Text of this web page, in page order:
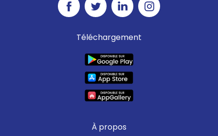
Téléchargement
À propos